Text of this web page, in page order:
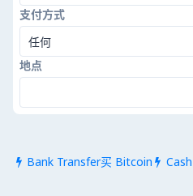
支付方式
任何
地点
 Bank Transfer买 Bitcoin 